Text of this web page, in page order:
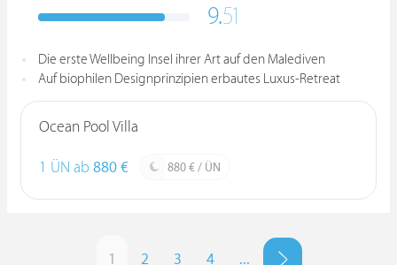
9.51
Die erste Wellbeing Insel ihrer Art auf den Malediven
Auf biophilen Designprinzipien erbautes Luxus-Retreat
Ocean Pool Villa
1 ÜN ab 880 € 880 € / ÜN
1 2 3 4 ...